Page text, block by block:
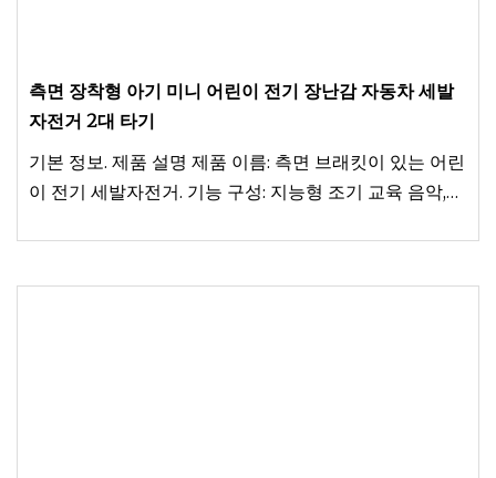
측면 장착형 아기 미니 어린이 전기 장난감 자동차 세발
자전거 2대 타기
기본 정보. 제품 설명 제품 이름: 측면 브래킷이 있는 어린
이 전기 세발자전거. 기능 구성: 지능형 조기 교육 음악,